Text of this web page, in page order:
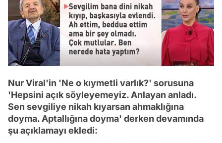
Nur Viral'in 'Ne o kıymetli varlık?' sorusuna
'Hepsini açık söyleyemeyiz. Anlayan anladı.
Sen sevgiliye nikah kıyarsan ahmaklığına
doyma. Aptallığına doyma' derken devamında
şu açıklamayı ekledi: